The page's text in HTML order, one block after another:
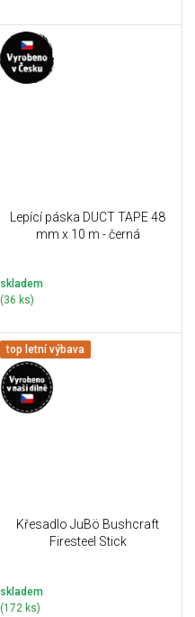
Lepící páska DUCT TAPE 48
mm x 10 m - černá
skladem
(36 ks)
top letní výbava
Křesadlo JuBö Bushcraft
Firesteel Stick
skladem
(172 ks)